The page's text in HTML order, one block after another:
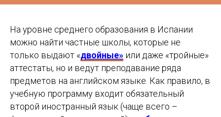
На уровне среднего образования в Испании
можно найти частные школы, которые не
только выдают «двойные» или даже «тройные»
аттестаты, но и ведут преподавание ряда
предметов на английском языке. Как правило, в
учебную программу входит обязательный
второй иностранный язык (чаще всего –